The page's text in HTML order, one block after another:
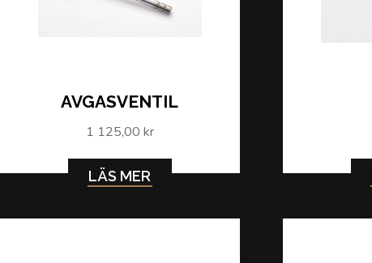
AVGASVENTIL
1 125,00 kr
LÄS MER